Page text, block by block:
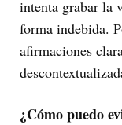
intenta grabar la
forma indebida.
afirmaciones
¿Cómo puedo